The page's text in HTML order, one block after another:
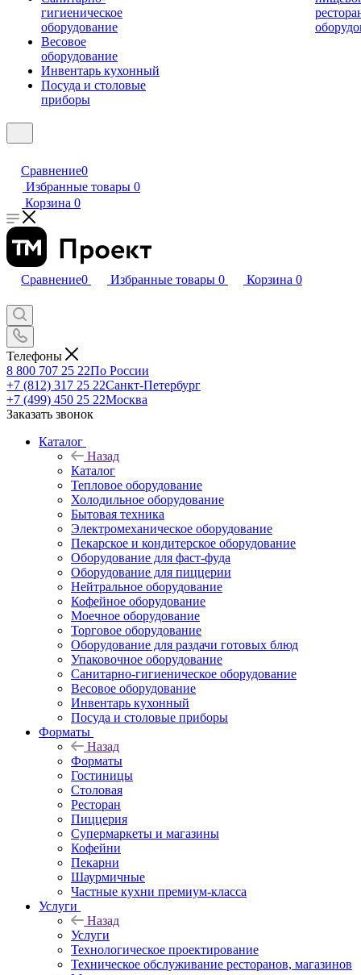
гигиеническое
оборудование
Весовое
оборудование
Инвентарь кухонный
Посуда и столовые
приборы
Сравнение0
Избранные товары 0
Корзина 0
Сравнение0 Избранные товары 0 Корзина 0
Телефоны
8 800 707 25 22По России
+7 (812) 317 25 22Санкт-Петербург
+7 (499) 450 25 22Москва
Заказать звонок
Каталог
Назад
Каталог
Тепловое оборудование
Холодильное оборудование
Бытовая техника
Электромеханическое оборудование
Пекарское и кондитерское оборудование
Оборудование для фаст-фуда
Оборудование для пиццерии
Нейтральное оборудование
Кофейное оборудование
Моечное оборудование
Торговое оборудование
Оборудование для раздачи готовых блюд
Упаковочное оборудование
Санитарно-гигиеническое оборудование
Весовое оборудование
Инвентарь кухонный
Посуда и столовые приборы
Форматы
Назад
Форматы
Гостиницы
Столовая
Ресторан
Пиццерия
Супермаркеты и магазины
Кофейни
Пекарни
Шаурмичные
Частные кухни премиум-класса
Услуги
Назад
Услуги
Технологическое проектирование
Техническое обслуживание ресторанов, магазинов